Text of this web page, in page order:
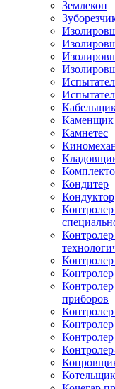
Землекоп
Каменщик
Камнетес
Кондитер
Кондуктор
приборов
Котельщик